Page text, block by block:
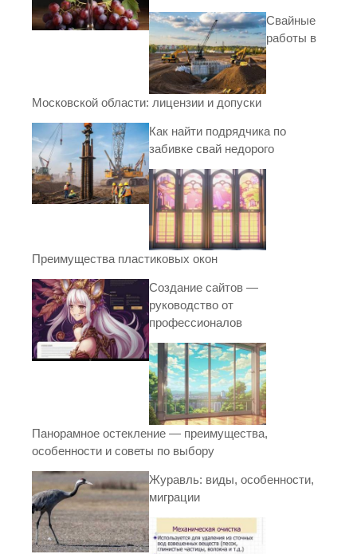
Свайные
работы в
Московской области: лицензии и допуски
Как найти подрядчика по
забивке свай недорого
Преимущества пластиковых окон
Создание сайтов —
руководство от
профессионалов
Панорамное остекление — преимущества,
особенности и советы по выбору
Журавль: виды, особенности,
миграции